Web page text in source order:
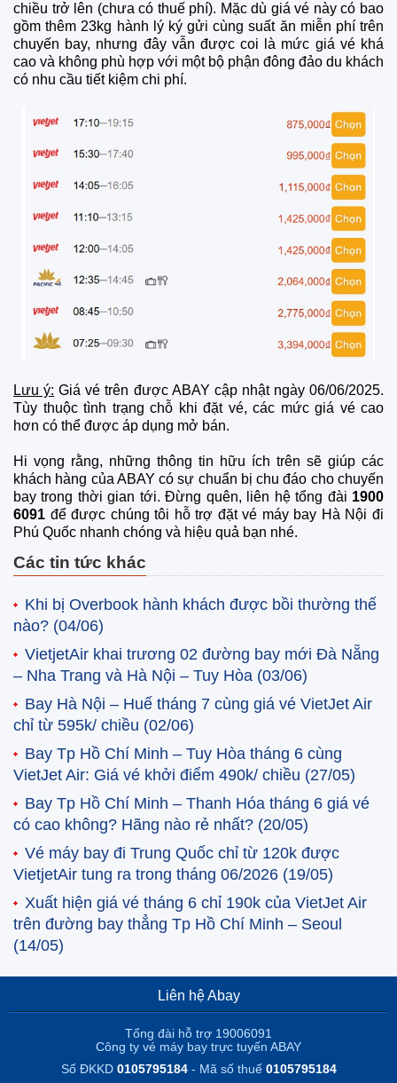
chiều trở lên (chưa có thuế phí). Mặc dù giá vé này có bao
gồm thêm 23kg hành lý ký gửi cùng suất ăn miễn phí trên
chuyến bay, nhưng đây vẫn được coi là mức giá vé khá
cao và không phù hợp với một bộ phận đông đảo du khách
có nhu cầu tiết kiệm chi phí.
Lưu ý: Giá vé trên được ABAY cập nhật ngày 06/06/2025.
Tùy thuộc tình trạng chỗ khi đặt vé, các mức giá vé cao
hơn có thể được áp dụng mở bán.
Hi vọng rằng, những thông tin hữu ích trên sẽ giúp các
khách hàng của ABAY có sự chuẩn bị chu đáo cho chuyến
bay trong thời gian tới. Đừng quên, liên hệ tổng đài 1900
6091 để được chúng tôi hỗ trợ đặt vé máy bay Hà Nội đi
Phú Quốc nhanh chóng và hiệu quả bạn nhé.
Các tin tức khác
Khi bị Overbook hành khách được bồi thường thế
nào? (04/06)
VietjetAir khai trương 02 đường bay mới Đà Nẵng
– Nha Trang và Hà Nội – Tuy Hòa (03/06)
Bay Hà Nội – Huế tháng 7 cùng giá vé VietJet Air
chỉ từ 595k/ chiều (02/06)
Bay Tp Hồ Chí Minh – Tuy Hòa tháng 6 cùng
VietJet Air: Giá vé khởi điểm 490k/ chiều (27/05)
Bay Tp Hồ Chí Minh – Thanh Hóa tháng 6 giá vé
có cao không? Hãng nào rẻ nhất? (20/05)
Vé máy bay đi Trung Quốc chỉ từ 120k được
VietjetAir tung ra trong tháng 06/2026 (19/05)
Xuất hiện giá vé tháng 6 chỉ 190k của VietJet Air
trên đường bay thẳng Tp Hồ Chí Minh – Seoul
(14/05)
Liên hệ Abay
Tổng đài hỗ trợ 19006091
Công ty vé máy bay trực tuyến ABAY
Số ĐKKD 0105795184- Mã số thuế 0105795184